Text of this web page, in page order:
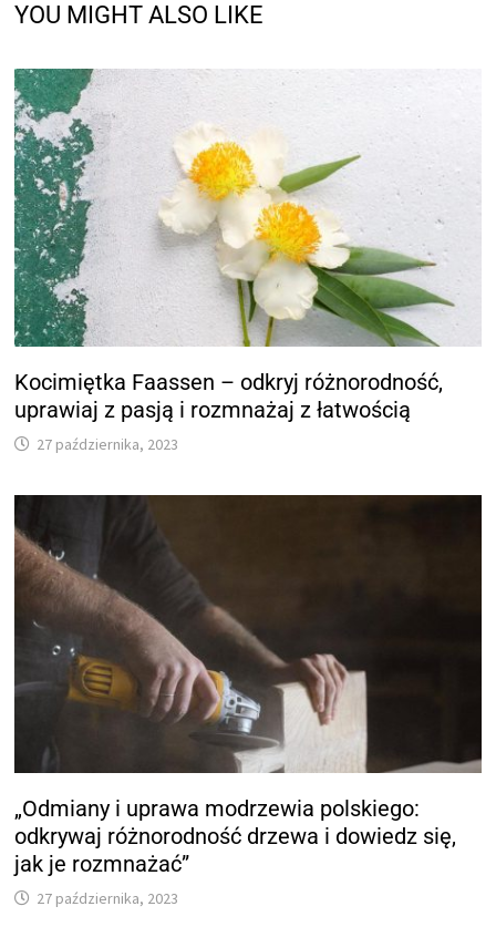
YOU MIGHT ALSO LIKE
Kocimiętka Faassen – odkryj różnorodność,
uprawiaj z pasją i rozmnażaj z łatwością
27 października, 2023
„Odmiany i uprawa modrzewia polskiego:
odkrywaj różnorodność drzewa i dowiedz się,
jak je rozmnażać”
27 października, 2023